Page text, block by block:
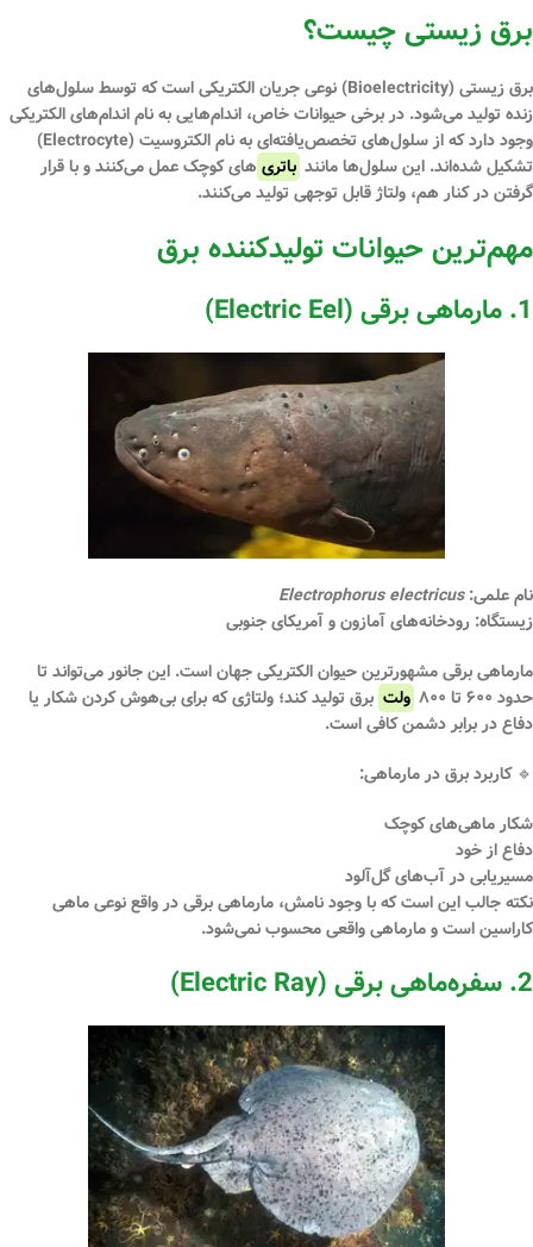
برق زیستی چیست؟
برق زیستی (Bioelectricity) نوعی جریان الکتریکی است که توسط سلول‌های
زنده تولید می‌شود. در برخی حیوانات خاص، اندام‌هایی به ناماندام‌های الکتریکی
وجود دارد که از سلول‌های تخصص‌یافته‌ای به نامالکتروسیت (Electrocyte)
تشکیل شده‌اند. این سلول‌ها مانند باتری ‌های کوچک عمل می‌کنند و با قرار
گرفتن در کنار هم، ولتاژ قابل توجهی تولید می‌کنند.
مهم‌ترین حیوانات تولیدکننده برق
1. مارماهی برقی (Electric Eel)
نام علمی: Electrophorus electricus
زیستگاه: رودخانه‌های آمازون و آمریکای جنوبی
مارماهی برقی مشهورترین حیوان الکتریکی جهان است. این جانور می‌تواند تا
حدود ۶۰۰ تا ۸۰۰ ولت برق تولید کند؛ ولتاژی که برای بی‌هوش کردن شکار یا
دفاع در برابر دشمن کافی است.
🔹 کاربرد برق در مارماهی:
شکار ماهی‌های کوچک
دفاع از خود
مسیریابی در آب‌های گل‌آلود
نکته جالب این است که با وجود نامش، مارماهی برقی در واقع نوعی ماهی
کاراسین است و مارماهی واقعی محسوب نمی‌شود.
2. سفره‌ماهی برقی (Electric Ray)